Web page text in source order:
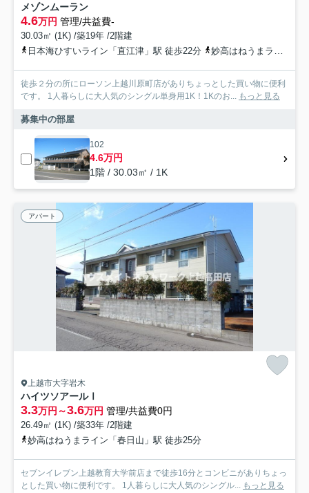
メゾンムーラン
4.6万円 管理/共益費-
30.03㎡ (1K) /築19年 /2階建
日本海ひすいライン「直江津」駅 徒歩22分
妙高はねうまライン「直江津」駅 徒歩22分
徒歩２分の所にローソン上越川原町店がありちょっとした買い物に便利
です。 1人暮らしに大人気のシングル単身用1K！1Kのお... もっと見る
募集中の部屋
102
4.6万円
1階 / 30.03㎡ / 1K
アパート
上越市大字岩木
ハイツソアールⅠ
3.3万円～3.6万円 管理/共益費0円
26.49㎡ (1K) /築33年 /2階建
妙高はねうまライン「春日山」駅 徒歩25分
セブンイレブン上越教育大学前店まで徒歩16分とコンビニがありちょっ
とした買い物に便利です。 1人暮らしに大人気のシングル... もっと見る